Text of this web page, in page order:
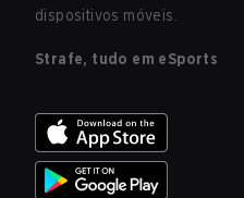
dispositivos móveis.
Strafe, tudo em eSports